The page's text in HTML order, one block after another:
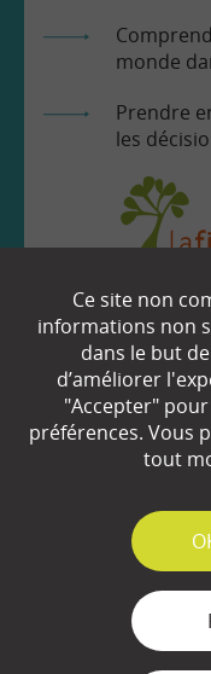
monde
Prendre
les
Ce site non
informations non
dans le but
d’améliorer
"Accepter"
préférences. Vous
tout
✓